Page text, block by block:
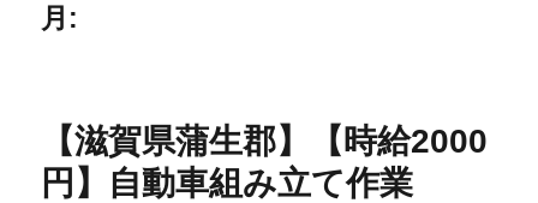
月:
【滋賀県蒲生郡】【時給2000
円】自動車組み立て作業